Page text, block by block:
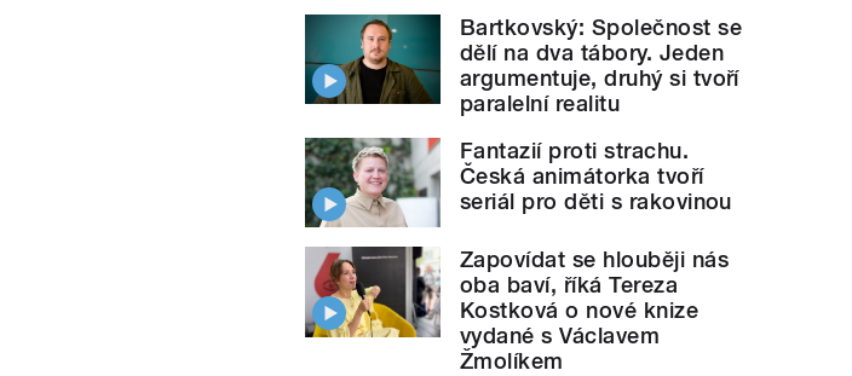
Bartkovský: Společnost se
dělí na dva tábory. Jeden
argumentuje, druhý si tvoří
paralelní realitu
Fantazií proti strachu.
Česká animátorka tvoří
seriál pro děti s rakovinou
Zapovídat se hlouběji nás
oba baví, říká Tereza
Kostková o nové knize
vydané s Václavem
Žmolíkem